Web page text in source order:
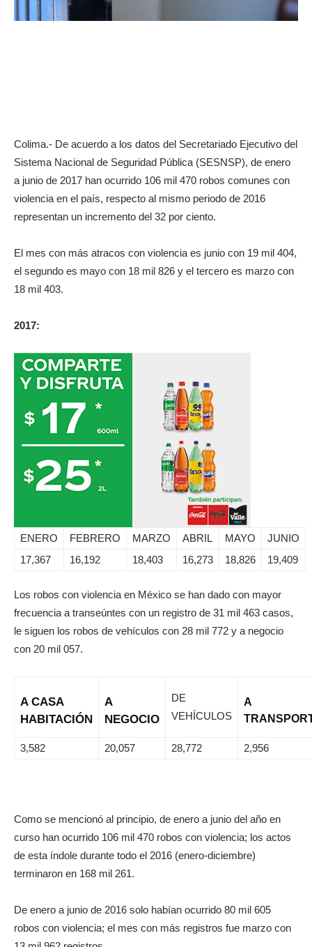
Colima.- De acuerdo a los datos del Secretariado Ejecutivo del
Sistema Nacional de Seguridad Pública (SESNSP), de enero
a junio de 2017 han ocurrido 106 mil 470 robos comunes con
violencia en el país, respecto al mismo periodo de 2016
representan un incremento del 32 por ciento.
El mes con más atracos con violencia es junio con 19 mil 404,
el segundo es mayo con 18 mil 826 y el tercero es marzo con
18 mil 403.
2017:
ENERO FEBRERO MARZO ABRIL MAYO
JUNIO
17,367
16,192 18,403 16,273 18,826 19,409
Los robos con violencia en México se han dado con mayor
frecuencia a transeúntes con un registro de 31 mil 463 casos,
le siguen los robos de vehículos con 28 mil 772 y a negocio
con 20 mil 057.
A CASA
HABITACIÓN
A
NEGOCIO
DE
VEHÍCULOS
A
3,582 20,057 28,772 2,956
Como se mencionó al principio, de enero a junio del año en
curso han ocurrido 106 mil 470 robos con violencia; los actos
de esta índole durante todo el 2016 (enero-diciembre)
terminaron en 168 mil 261.
De enero a junio de 2016 solo habían ocurrido 80 mil 605
robos con violencia; el mes con más registros fue marzo con